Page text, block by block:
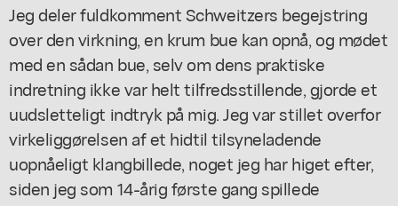
Jeg deler fuldkomment Schweitzers begejstring
over den virkning, en krum bue kan opnå, og mødet
med en sådan bue, selv om dens praktiske
indretning ikke var helt tilfredsstillende, gjorde et
uudsletteligt indtryk på mig. Jeg var stillet overfor
virkeliggørelsen af et hidtil tilsyneladende
uopnåeligt klangbillede, noget jeg har higet efter,
siden jeg som 14-årig første gang spillede